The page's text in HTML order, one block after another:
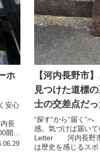
ホ
安心
長
開演
【河内長野市
見つけた道標
士の交差点だっ
“探す”から“届く”
感。気づけば届い
Letter 河内長野市
は歴史を感じるス